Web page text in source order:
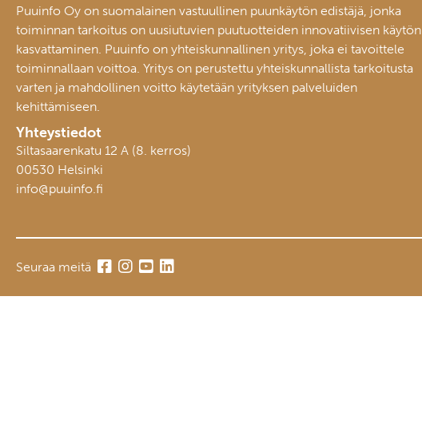
Puuinfo Oy on suomalainen vastuullinen puunkäytön edistäjä, jonka
toiminnan tarkoitus on uusiutuvien puutuotteiden innovatiivisen käytön
kasvattaminen. Puuinfo on yhteiskunnallinen yritys, joka ei tavoittele
toiminnallaan voittoa. Yritys on perustettu yhteiskunnallista tarkoitusta
varten ja mahdollinen voitto käytetään yrityksen palveluiden
kehittämiseen.
Yhteystiedot
Siltasaarenkatu 12 A (8. kerros)
00530 Helsinki
info@puuinfo.fi
Seuraa meitä